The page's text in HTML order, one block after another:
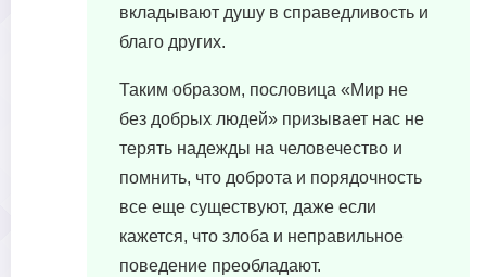
вкладывают душу в справедливость и
благо других.
Таким образом, пословица «Мир не
без добрых людей» призывает нас не
терять надежды на человечество и
помнить, что доброта и порядочность
все еще существуют, даже если
кажется, что злоба и неправильное
поведение преобладают.